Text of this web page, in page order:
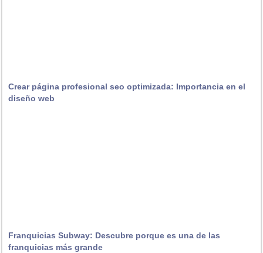
Crear página profesional seo optimizada: Importancia en el
diseño web
Franquicias Subway: Descubre porque es una de las
franquicias más grande